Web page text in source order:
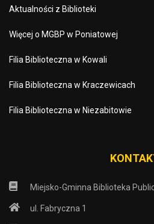
Aktualności z Biblioteki
Więcej o MGBP w Poniatowej
Filia Biblioteczna w Kowali
Filia Biblioteczna w Kraczewicach
Filia Biblioteczna w Niezabitowie
Miejsko-Gminna Biblioteka
ul. Fabryczna 1